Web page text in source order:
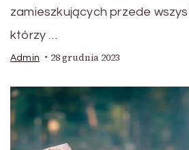
zamieszkujących przede
którzy …
Admin 28 grudnia 2023